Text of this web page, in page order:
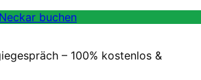
buchen
– 100% kostenlos &